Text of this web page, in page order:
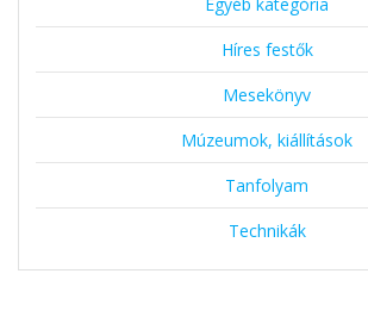
Egyéb kategória
Híres festők
Mesekönyv
Múzeumok, kiállítások
Tanfolyam
Technikák